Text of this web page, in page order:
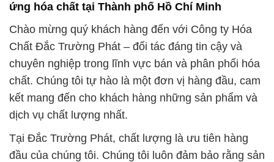
ứng hóa chất tại Thành phố Hồ Chí Minh
Chào mừng quý khách hàng đến với Công ty Hóa
Chất Đắc Trường Phát – đối tác đáng tin cậy và
chuyên nghiệp trong lĩnh vực bán và phân phối hóa
chất. Chúng tôi tự hào là một đơn vị hàng đầu, cam
kết mang đến cho khách hàng những sản phẩm và
dịch vụ chất lượng nhất.
Tại Đắc Trường Phát, chất lượng là ưu tiên hàng
đầu của chúng tôi. Chúng tôi luôn đảm bảo rằng sản